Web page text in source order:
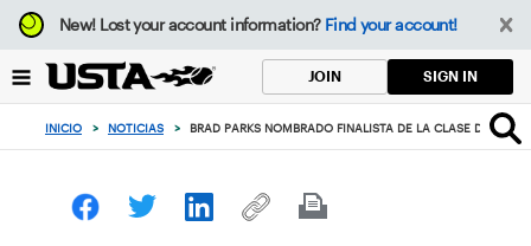
Enfoque
desde
botón
volver
principio
New!Lost your account information? Find your account!
JOIN SIGN IN
INICIO > NOTICIAS > BRAD PARKS NOMBRADO FINALISTA DE LA CLASE DE